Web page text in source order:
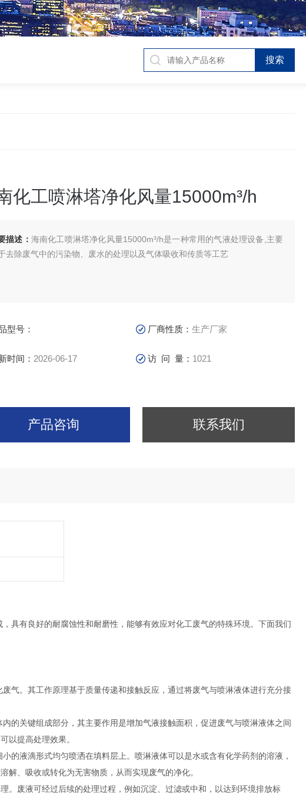
化工喷淋塔净化风量15000m³/h
描述： 海南化工喷淋塔净化风量15000m³/h是一种常用的气液处理设备,主要
去除废气中的污染物、废水的处理以及气体吸收和传质等工艺
型号： 厂商性质：生产厂家
时间： 2026-06-17 访 问 量： 1021
产品咨询 联系我们
具有良好的耐腐蚀性和耐磨性，能够有效应对化工废气的特殊环境。下面我们
。其工作原理基于质量传递和接触反应，通过将废气与喷淋液体进行充分接
关键组成部分，其主要作用是增加气液接触面积，促进废气与喷淋液体之间
以提高处理效果。
液滴形式均匀喷洒在填料层上。喷淋液体可以是水或含有化学药剂的溶液，
解、吸收或转化为无害物质，从而实现废气的净化。
废液可经过后续的处理过程，例如沉淀、过滤或中和，以达到环境排放标